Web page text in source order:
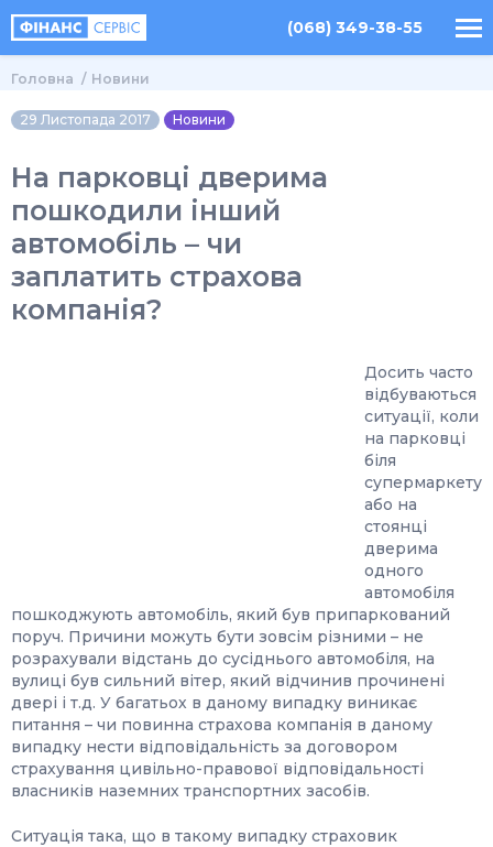
(068) 349-38-55
Головна Новини
29 Листопада 2017 Новини
На парковці дверима
пошкодили інший
автомобіль – чи
заплатить страхова
компанія?
Досить часто
відбуваються
ситуації, коли
на парковці
біля
супермаркету
або на
стоянці
дверима
одного
автомобіля
пошкоджують автомобіль, який був припаркований
поруч. Причини можуть бути зовсім різними – не
розрахували відстань до сусіднього автомобіля, на
вулиці був сильний вітер, який відчинив прочинені
двері і т.д. У багатьох в даному випадку виникає
питання – чи повинна страхова компанія в даному
випадку нести відповідальність за договором
страхування цивільно-правової відповідальності
власників наземних транспортних засобів.
Ситуація така, що в такому випадку страховик